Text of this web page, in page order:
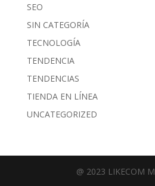
SEO
SIN CATEGORÍA
TECNOLOGÍA
TENDENCIA
TENDENCIAS
TIENDA EN LÍNEA
UNCATEGORIZED
@ 2023 LIKECOM